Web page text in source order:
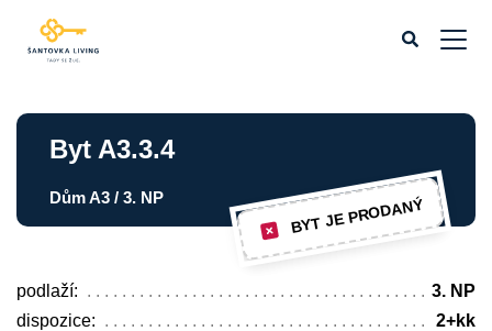
Byt A3.3.4
Dům A3 / 3. NP BYT JE PRODANÝ
podlaží:
3. NP
dispozice:
2+kk